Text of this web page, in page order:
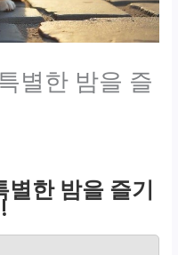
별한 밤을 즐
한 밤을 즐기